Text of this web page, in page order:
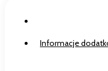
Informacje